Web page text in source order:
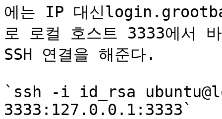
에는 IP 대신
로 로컬 호스트 3333에서
SSH 연결을 해준다.
`ssh -i id_rsa
3333:127.0.0.1:3333`